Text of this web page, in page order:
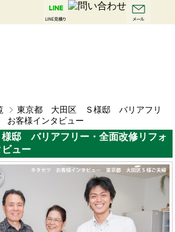
東京都 大田区 Ｓ様邸 バリアフリ
お客様インタビュー
邸 バリアフリー・全面改修リフォ
ュー